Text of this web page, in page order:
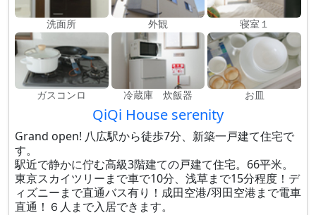
洗面所 外観 寝室１
ガスコンロ 冷蔵庫 炊飯器 お皿
QiQi House serenity
Grand open! 八広駅から徒歩7分、新築一戸建て住宅で
す。
駅近で静かに佇む高級3階建ての戸建て住宅。66平米。
東京スカイツリーまで車で10分、浅草まで15分程度！デ
ィズニーまで直通バス有り！成田空港/羽田空港まで電車
直通！６人まで入居できます。